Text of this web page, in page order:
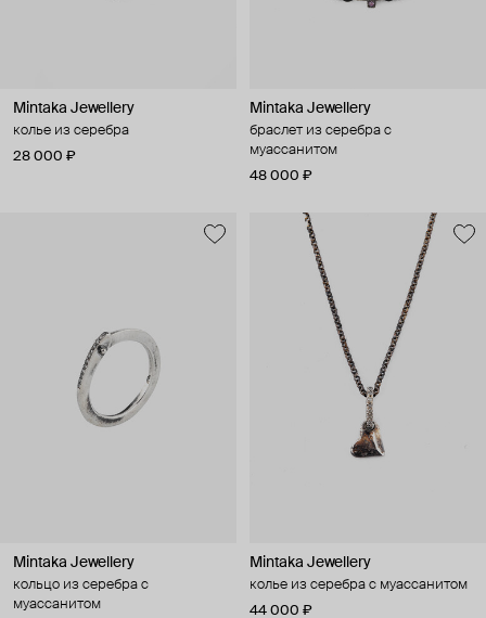
Mintaka Jewellery
колье из серебра
28 000 ₽
Mintaka Jewellery
браслет из серебра с
муассанитом
48 000 ₽
Mintaka Jewellery
кольцо из серебра с
муассанитом
Mintaka Jewellery
колье из серебра с муассанитом
44 000 ₽